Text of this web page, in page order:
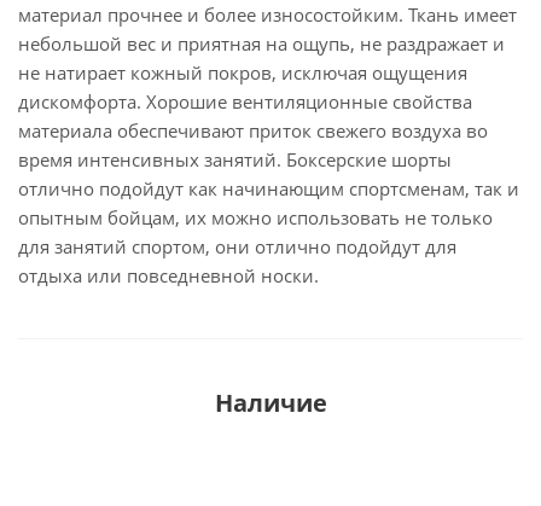
материал прочнее и более износостойким. Ткань имеет
небольшой вес и приятная на ощупь, не раздражает и
не натирает кожный покров, исключая ощущения
дискомфорта. Хорошие вентиляционные свойства
материала обеспечивают приток свежего воздуха во
время интенсивных занятий. Боксерские шорты
отлично подойдут как начинающим спортсменам, так и
опытным бойцам, их можно использовать не только
для занятий спортом, они отлично подойдут для
отдыха или повседневной носки.
Наличие